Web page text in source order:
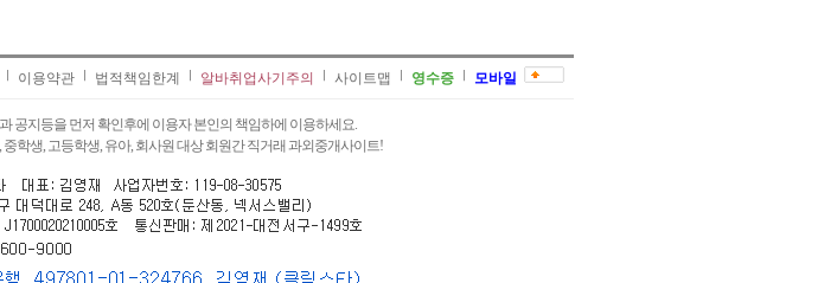
이용약관 법적책임한계 알바취업사기주의 사이트맵 영수증 모바일
공지등을 먼저 확인후에 이용자 본인의 책임하에 이용하세요.
중학생, 고등학생, 유아, 회사원 대상 회원간 직거래 과외중개사이트!